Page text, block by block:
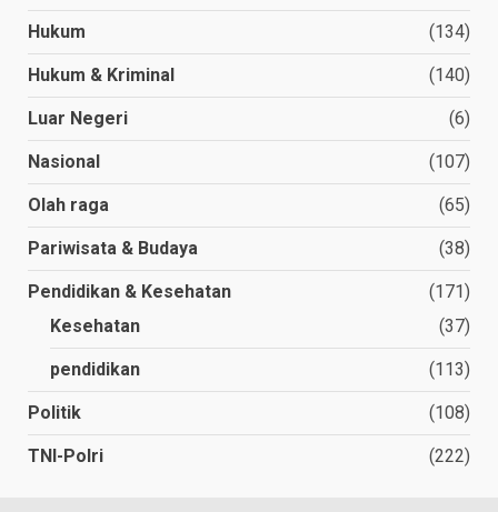
Hukum (134)
Hukum & Kriminal (140)
Luar Negeri (6)
Nasional (107)
Olah raga (65)
Pariwisata & Budaya (38)
Pendidikan & Kesehatan
(171)
Kesehatan
(37)
pendidikan (113)
Politik (108)
TNI-Polri (222)